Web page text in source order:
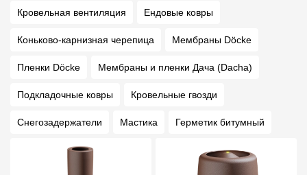
Кровельная вентиляция Ендовые ковры
Коньково-карнизная черепица Мембраны Döcke
Пленки Döcke Мембраны и пленки Дача (Dacha)
Подкладочные ковры Кровельные гвозди
Снегозадержатели Мастика Герметик битумный